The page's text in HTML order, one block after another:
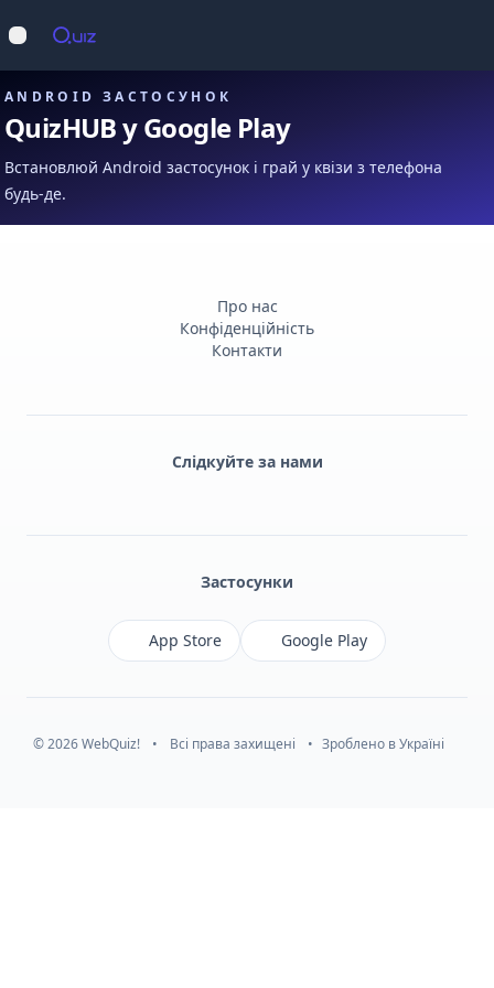
Відкрити меню
ANDROID ЗАСТОСУНОК
QuizHUB у Google Play
Встановлюй Android застосунок і грай у квізи з телефона
будь-де.
Про нас
Конфіденційність
Контакти
Слідкуйте за нами
Застосунки
App Store Google Play
© 2026 WebQuiz! • Всі права захищені • Зроблено в Україні